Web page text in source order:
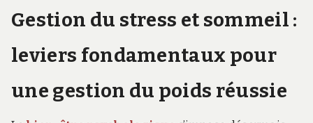
Gestion du stress et sommeil :
leviers fondamentaux pour
une gestion du poids réussie